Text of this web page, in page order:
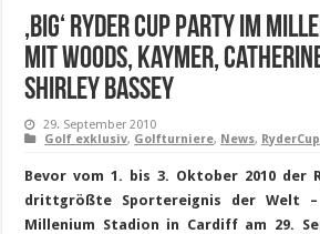
‚Big‘ Ryder Cup Party im
mit Woods, Kaymer,
Shirley Bassey
29. September 2010
Golf exklusiv, Golfturniere, News, RyderCup
Bevor vom 1. bis 3. Oktober 2010 der
drittgrößte Sportereignis der Welt
Millenium Stadion in Cardiff am 29.